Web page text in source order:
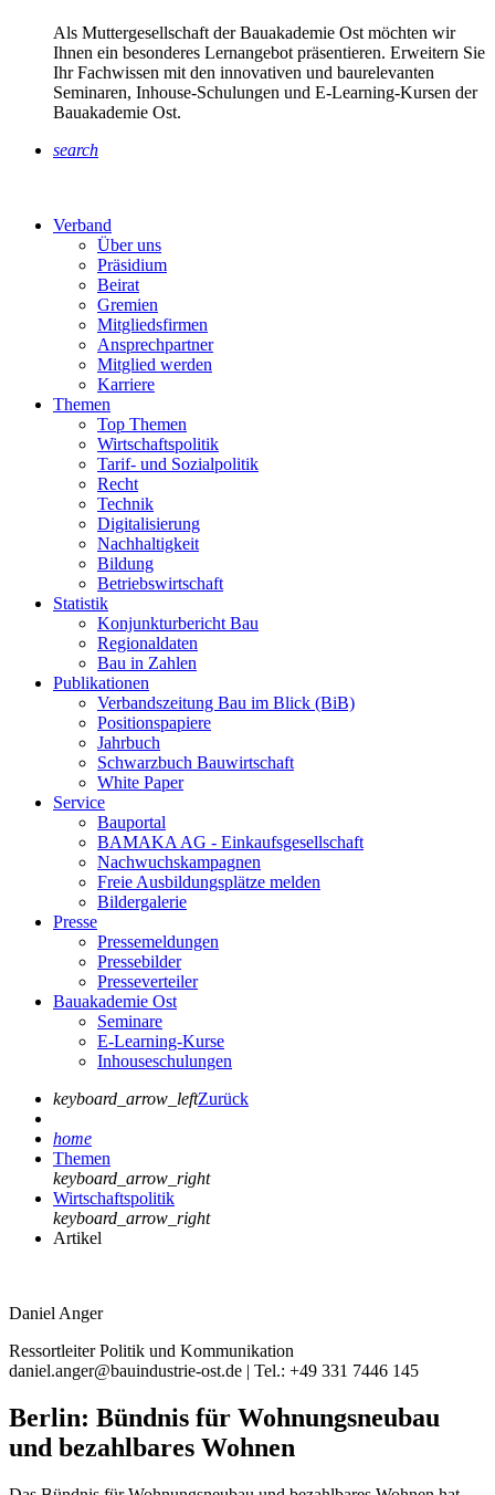
Als Muttergesellschaft der Bauakademie Ost möchten wir
Ihnen ein besonderes Lernangebot präsentieren. Erweitern Sie
Ihr Fachwissen mit den innovativen und baurelevanten
Seminaren, Inhouse-Schulungen und E-Learning-Kursen der
Bauakademie Ost.
search
Verband
Über uns
Präsidium
Beirat
Gremien
Mitgliedsfirmen
Ansprechpartner
Mitglied werden
Karriere
Themen
Top Themen
Wirtschaftspolitik
Tarif- und Sozialpolitik
Recht
Technik
Digitalisierung
Nachhaltigkeit
Bildung
Betriebswirtschaft
Statistik
Konjunkturbericht Bau
Regionaldaten
Bau in Zahlen
Publikationen
Verbandszeitung Bau im Blick (BiB)
Positionspapiere
Jahrbuch
Schwarzbuch Bauwirtschaft
White Paper
Service
Bauportal
BAMAKA AG - Einkaufsgesellschaft
Nachwuchskampagnen
Freie Ausbildungsplätze melden
Bildergalerie
Presse
Pressemeldungen
Pressebilder
Presseverteiler
Bauakademie Ost
Seminare
E-Learning-Kurse
Inhouseschulungen
keyboard_arrow_leftZurück
home
Themen
keyboard_arrow_right
Wirtschaftspolitik
keyboard_arrow_right
Artikel
Daniel Anger
Ressortleiter Politik und Kommunikation
daniel.anger@bauindustrie-ost.de | Tel.: +49 331 7446 145
Berlin: Bündnis für Wohnungsneubau
und bezahlbares Wohnen